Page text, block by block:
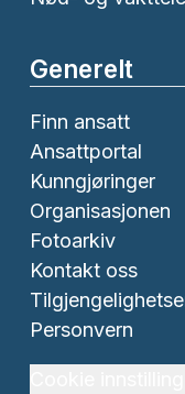
Generelt
Finn ansatt
Ansattportal
Kunngjøringer
Organisasjonen
Fotoarkiv
Kontakt oss
Personvern